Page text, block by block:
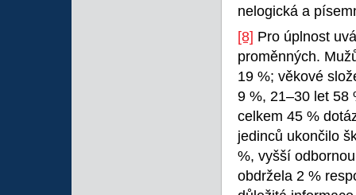
nelogická a
[8] Pro úplnost
proměnných.
19 %; věkové
9 %, 21–30 let 58
celkem 45 %
jedinců ukončilo
%, vyšší
obdržela 2 %